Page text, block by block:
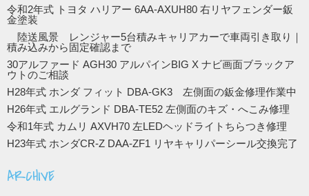
令和2年式 トヨタ ハリアー 6AA-AXUH80 右リヤフェンダー鈑
金塗装
陸送風景 レンジャー5台積みキャリアカーで車両引き取り｜
積み込みから固定確認まで
30アルファード AGH30 アルパインBIG X ナビ画面ブラックア
ウトのご相談
H28年式 ホンダ フィット DBA-GK3 左側面の鈑金修理作業中
H26年式 エルグランド DBA-TE52 左側面のキズ・へこみ修理
令和1年式 カムリ AXVH70 左LEDヘッドライトちらつき修理
H23年式 ホンダCR-Z DAA-ZF1 リヤキャリパーシール交換完了
ARCHIVE